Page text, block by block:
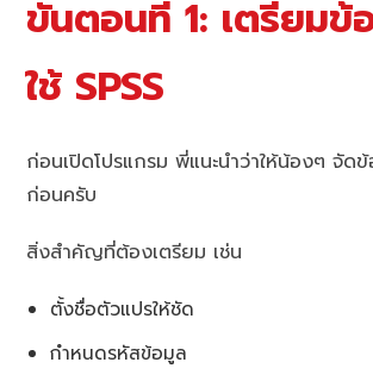
ขั้นตอนที่ 1: เตรียมข้
ใช้ SPSS
ก่อนเปิดโปรแกรม พี่แนะนำว่าให้น้องๆ จัดข้
ก่อนครับ
สิ่งสำคัญที่ต้องเตรียม เช่น
ตั้งชื่อตัวแปรให้ชัด
กำหนดรหัสข้อมูล